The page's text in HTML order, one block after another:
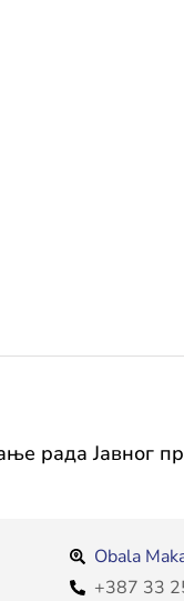
Obala
+387 33